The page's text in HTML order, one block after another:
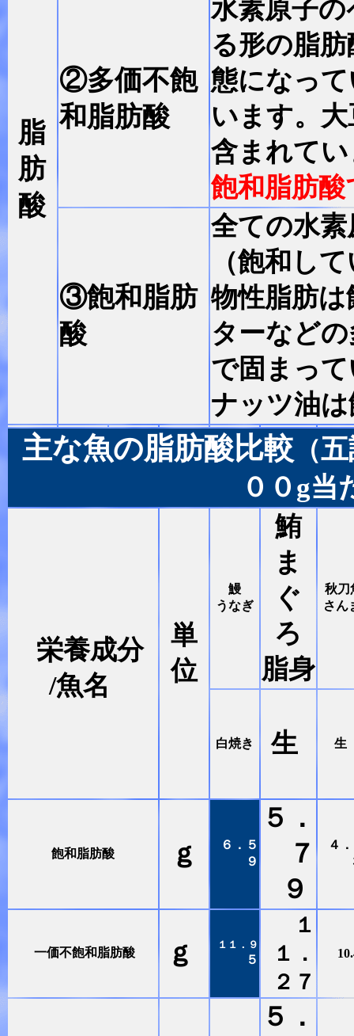
脂
肪
酸
②多価不飽
和脂肪酸
水素原子
る形の脂
態になっ
います。
含まれて
飽和脂肪酸
③飽和脂肪
酸
全ての水
（飽和し
物性脂肪
ターなど
で固まっ
ナッツ油
主な魚の脂肪酸比較 （
００g当
栄養成分
/魚名
単
位
鰻
うなぎ
鮪
ま
ぐ
ろ
脂身
秋刀
さん
白焼き 生 生
飽和脂肪酸 ｇ
６．５
９
５．
７
９
４
一価不飽和脂肪酸 ｇ １１．９
５
１
１．
２７
５．